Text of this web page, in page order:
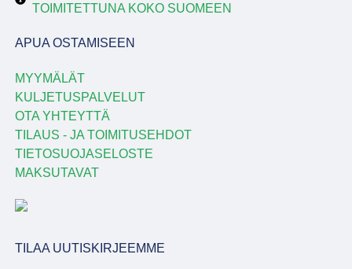
TOIMITETTUNA KOKO SUOMEEN
APUA OSTAMISEEN
MYYMÄLÄT
KULJETUSPALVELUT
OTA YHTEYTTÄ
TILAUS - JA TOIMITUSEHDOT
TIETOSUOJASELOSTE
MAKSUTAVAT
TILAA UUTISKIRJEEMME